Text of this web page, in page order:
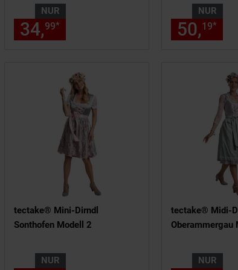
€ Sternchen Fußnote, Details
NUR
34,99* €
NUR
50,19*
tectake® Mini-Dirndl
Sonthofen Modell 2
NUR
tectake® Midi-
Oberammergau
NUR